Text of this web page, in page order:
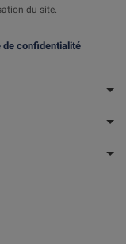
du site.
de confidentialité